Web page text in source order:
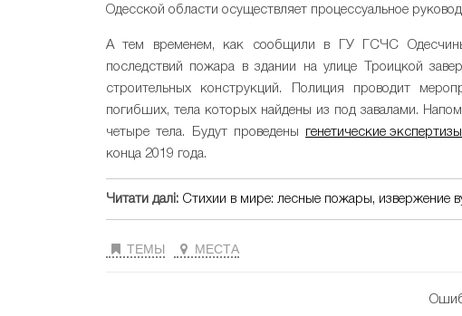
Одесской области осуществляет процессуальное
А тем временем, как сообщили в ГУ ГСЧС
последствий пожара в здании на улице Троицкой
строительных конструкций. Полиция проводит
погибших, тела которых найдены из под завалами.
четыре тела. Будут проведены генетические экспертизы
конца 2019 года.
Читати далі: Стихии в мире: лесные пожары, извержение
ТЕМЫ МЕСТА